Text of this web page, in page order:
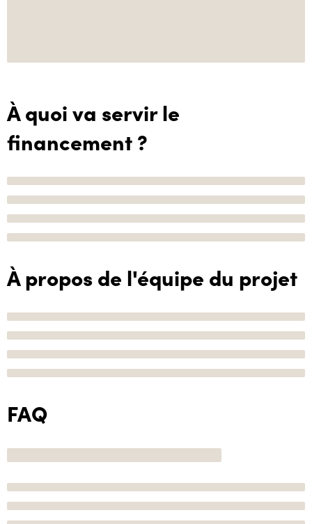
À quoi va servir le
financement ?
À propos de l'équipe du projet
FAQ